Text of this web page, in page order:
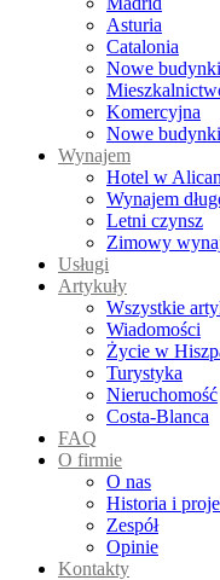
Asturia
Catalonia
Nowe budynki
Komercyjna
Nowe
Wynajem
Hotel w
Wynajem
Letni czynsz
Zimowy
Usługi
Artykuły
Wszystkie
Wiadomości
Życie w
Turystyka
Nieruchomość
Costa-Blanca
FAQ
O firmie
O nas
Historia i
Zespół
Opinie
Kontakty